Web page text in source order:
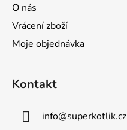
O nás
Vrácení zboží
Moje objednávka
Kontakt
info@superkotlik.cz